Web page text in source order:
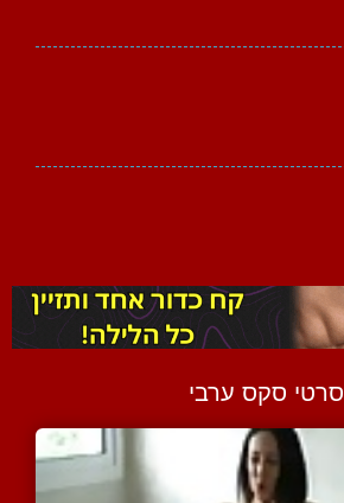
סרטי סקס ערבי